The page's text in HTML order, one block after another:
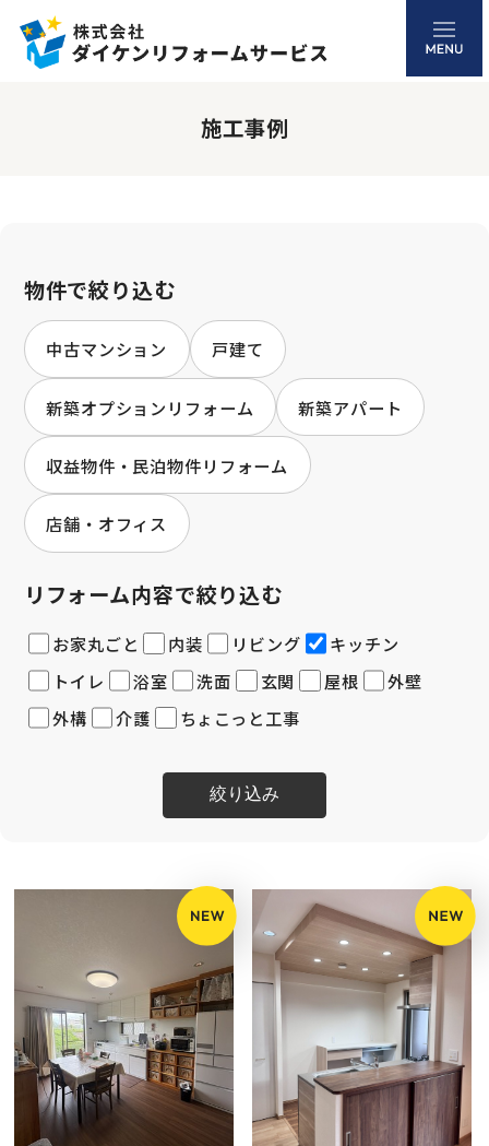
施工事例
物件で絞り込む
中古マンション 戸建て
新築オプションリフォーム 新築アパート
収益物件・民泊物件リフォーム
店舗・オフィス
リフォーム内容で絞り込む
お家丸ごと 内装 リビング
キッチン
トイレ
浴室 洗面 玄関 屋根
外壁
外構
介護 ちょこっと工事
絞り込み